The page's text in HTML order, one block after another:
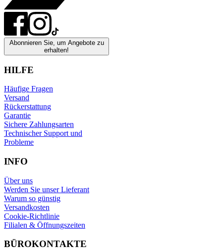
Abonnieren Sie, um Angebote zu
erhalten!
HILFE
Häufige Fragen
Versand
Rückerstattung
Garantie
Sichere Zahlungsarten
Technischer Support und
Probleme
INFO
Über uns
Werden Sie unser Lieferant
Warum so günstig
Versandkosten
Cookie-Richtlinie
Filialen & Öffnungszeiten
BÜROKONTAKTE